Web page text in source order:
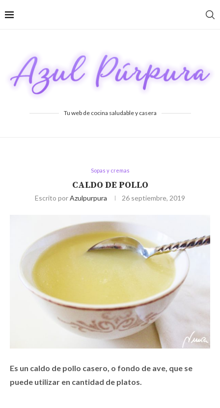
Tu web de cocina saludable y casera
Sopas y cremas
CALDO DE POLLO
Escrito porAzulpurpura 26 septiembre, 2019
Es un caldo de pollo casero, o fondo de ave, que se
puede utilizar en cantidad de platos.